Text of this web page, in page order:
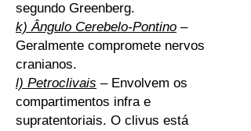
segundo Greenberg.
k) Ângulo Cerebelo-Pontino –
Geralmente compromete nervos
cranianos.
l) Petroclivais – Envolvem os
compartimentos infra e
supratentoriais. O clivus está